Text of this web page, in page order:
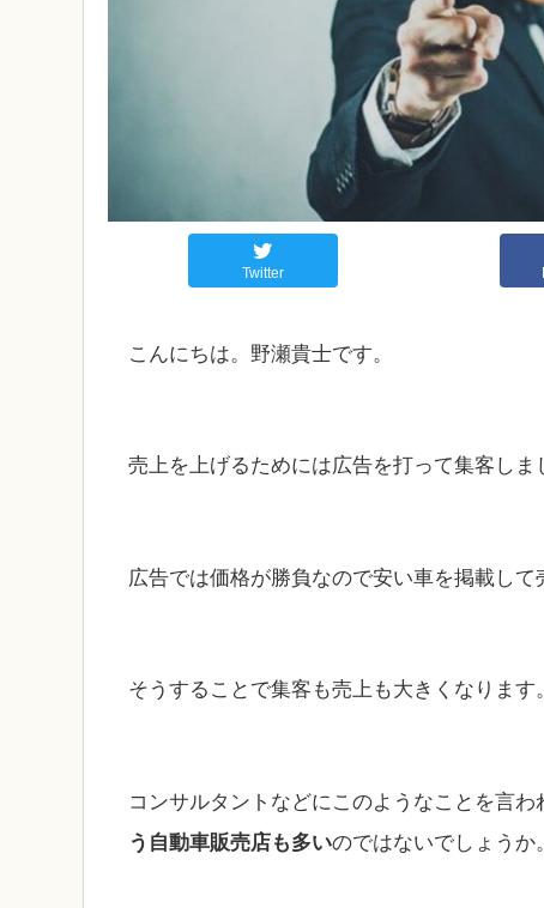
Twitter
こんにちは。野瀬貴士です。
売上を上げるためには広告を打って集客しま
広告では価格が勝負なので安い車を掲載して
そうすることで集客も売上も大きくなります。
コンサルタントなどにこのようなことを言わ
う自動車販売店も多いのではないでしょうか。